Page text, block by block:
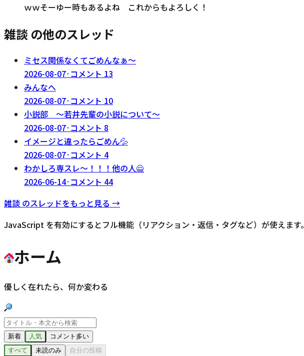
ｗｗそーゆー時もあるよね これからもよろしく！
雑談 の他のスレッド
ミセス関係なくてごめんなぁ〜
2026-08-07· コメント 13
みんなへ
2026-08-07· コメント 10
小説部 〜若井先輩の小説について〜
2026-08-07· コメント 8
イメージと違ったらごめん💦
2026-08-07· コメント 4
わかしろ専スレ～！！！他の人🙅
2026-06-14· コメント 44
雑談 のスレッドをもっと見る →
JavaScript を有効にするとフル機能（リアクション・返信・タグなど）が使えます。
ホーム
優しく在れたら、何か変わる
新着 人気
コメント多い
すべて
未読のみ 自分の投稿